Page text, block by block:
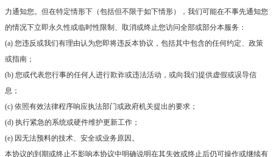
力通知您。但在特定情形下（包括但不限于如下情形），我们可能在不事先通知您
的情况下立即永久性或临时性限制、取消或终止您访问全部或部分本服务：
(a) 您违反或我们有理由认为您即将违反本协议，包括其中包含的任何约定、政策
或指南；
(b) 您或代表您行事的任何人进行欺诈或违法活动，或向我们提供虚假或误导信
息；
(c) 依照有效法律程序响应执法部门或政府机关提出的要求；
(d) 执行紧急的系统或硬件维护更新工作；
(e) 因无法预料的技术、安全或业务原因。
本协议的到期或终止不影响本协议中明确说明在其失效或终止后仍可操作或继续有